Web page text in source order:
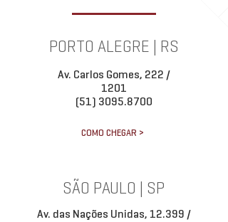
PORTO ALEGRE | RS
Av. Carlos Gomes, 222 /
1201
(51) 3095.8700
COMO CHEGAR >
SÃO PAULO | SP
Av. das Nações Unidas, 12.399 /